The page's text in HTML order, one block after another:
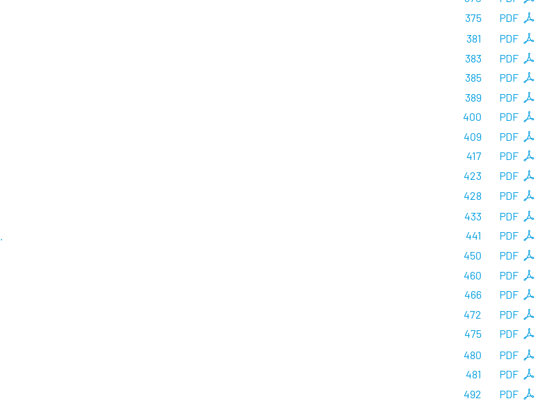
PDF
375
PDF
381
PDF
383
PDF
385
PDF
389
PDF
400
PDF
409
PDF
417
PDF
423
PDF
428
PDF
433
PDF
441
PDF
450
PDF
460
PDF
466
PDF
472
PDF
475
PDF
480
PDF
481
PDF
492